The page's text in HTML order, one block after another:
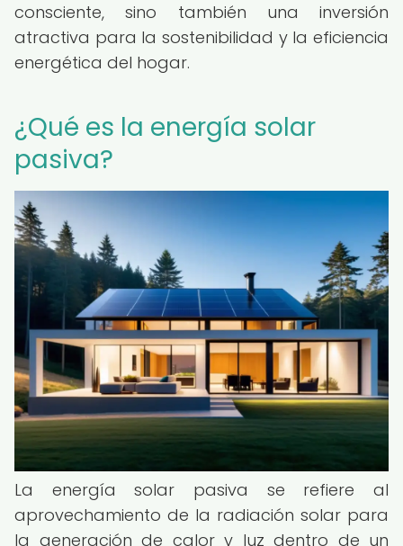
consciente, sino también una inversión
atractiva para la sostenibilidad y la eficiencia
energética del hogar.
¿Qué es la energía solar
pasiva?
La energía solar pasiva se refiere al
aprovechamiento de la radiación solar para
la generación de calor y luz dentro de un